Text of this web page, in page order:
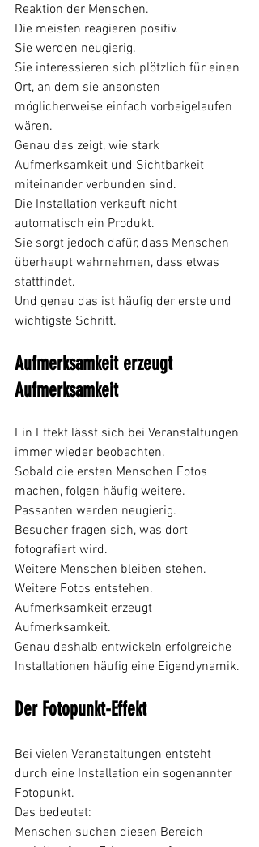
Reaktion der Menschen.
Die meisten reagieren positiv.
Sie werden neugierig.
Sie interessieren sich plötzlich für einen
Ort, an dem sie ansonsten
möglicherweise einfach vorbeigelaufen
wären.
Genau das zeigt, wie stark
Aufmerksamkeit und Sichtbarkeit
miteinander verbunden sind.
Die Installation verkauft nicht
automatisch ein Produkt.
Sie sorgt jedoch dafür, dass Menschen
überhaupt wahrnehmen, dass etwas
stattfindet.
Und genau das ist häufig der erste und
wichtigste Schritt.
Aufmerksamkeit erzeugt
Aufmerksamkeit
Ein Effekt lässt sich bei Veranstaltungen
immer wieder beobachten.
Sobald die ersten Menschen Fotos
machen, folgen häufig weitere.
Passanten werden neugierig.
Besucher fragen sich, was dort
fotografiert wird.
Weitere Menschen bleiben stehen.
Weitere Fotos entstehen.
Aufmerksamkeit erzeugt
Aufmerksamkeit.
Genau deshalb entwickeln erfolgreiche
Installationen häufig eine Eigendynamik.
Der Fotopunkt-Effekt
Bei vielen Veranstaltungen entsteht
durch eine Installation ein sogenannter
Fotopunkt.
Das bedeutet:
Menschen suchen diesen Bereich